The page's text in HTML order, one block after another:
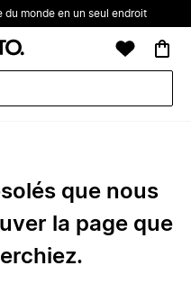
du monde en un seul endroit
que nous
la page que